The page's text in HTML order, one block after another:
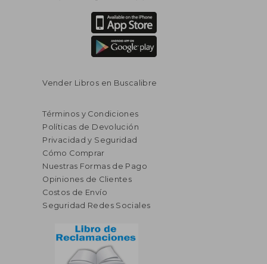
Vender Libros en Buscalibre
Términos y Condiciones
Políticas de Devolución
Privacidad y Seguridad
Cómo Comprar
Nuestras Formas de Pago
Opiniones de Clientes
Costos de Envío
Seguridad Redes Sociales